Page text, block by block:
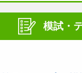
模試・